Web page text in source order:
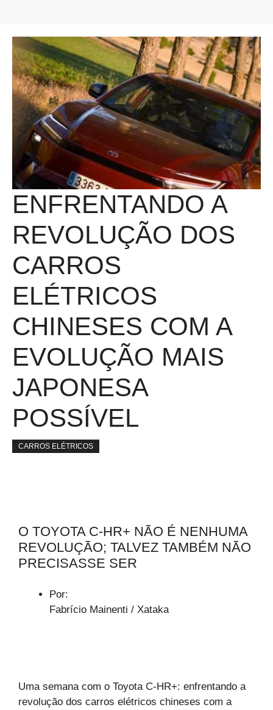
ENFRENTANDO A
REVOLUÇÃO DOS
CARROS
ELÉTRICOS
CHINESES COM A
EVOLUÇÃO MAIS
JAPONESA
POSSÍVEL
CARROS ELÉTRICOS
O TOYOTA C-HR+ NÃO É NENHUMA
REVOLUÇÃO; TALVEZ TAMBÉM NÃO
PRECISASSE SER
Por:
Fabrício Mainenti / Xataka
Uma semana com o Toyota C-HR+: enfrentando a
revolução dos carros elétricos chineses com a